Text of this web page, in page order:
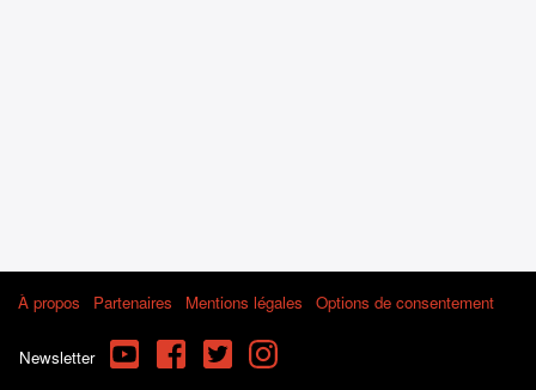
À propos Partenaires Mentions légales Options de consentement
Newsletter YouTube FacebookTwitterInstagram